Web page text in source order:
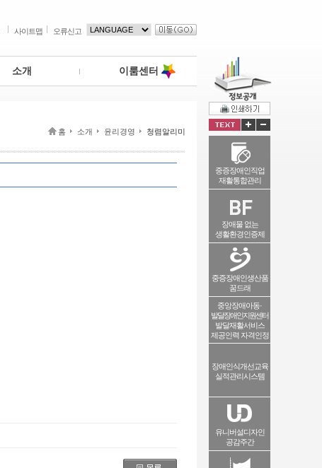
사이트맵 오류신고
소개 이룸센터
홈 소개 윤리경영 청렴알리미
중증장애인직업
재활통합관리
장애물 없는
생활환경인증제
중증장애인생산품
꿈드래
중앙장애아동·
발달장애인지원센터
발달재활서비스
제공인력 자격인정
장애인식개선교육
실적관리시스템
유니버설디자인
공감주간